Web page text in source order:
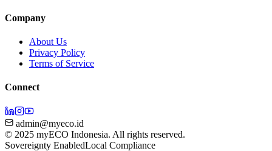
Company
About Us
Privacy Policy
Terms of Service
Connect
admin@myeco.id
© 2025 myECO Indonesia. All rights reserved.
Sovereignty EnabledLocal Compliance